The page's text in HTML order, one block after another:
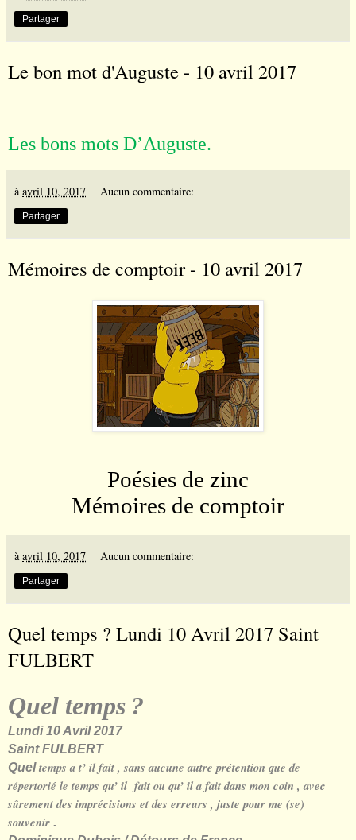
Partager
Le bon mot d'Auguste - 10 avril 2017
Les bons mots D’Auguste.
àavril 10, 2017 Aucun commentaire:
Partager
Mémoires de comptoir - 10 avril 2017
Poésies de zinc
Mémoires de comptoir
àavril 10, 2017 Aucun commentaire:
Partager
Quel temps ? Lundi 10 Avril 2017 Saint
FULBERT
Quel temps ?
Lundi 10 Avril 2017
Saint FULBERT
Queltemps a t’ il fait , sans aucune autre prétention que de
répertorié le temps qu’ il fait ou qu’ il a fait dans mon coin , avec
sûrement des imprécisions et des erreurs , juste pour me (se)
souvenir .